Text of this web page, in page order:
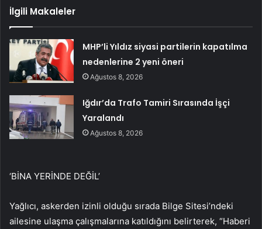
İlgili Makaleler
MHP’li Yıldız siyasi partilerin kapatılma
nedenlerine 2 yeni öneri
Ağustos 8, 2026
Iğdır’da Trafo Tamiri Sırasında İşçi
Yaralandı
Ağustos 8, 2026
‘BİNA YERİNDE DEĞİL’
Yağlıcı, askerden izinli olduğu sırada Bilge Sitesi’ndeki
ailesine ulaşma çalışmalarına katıldığını belirterek, “Haberi